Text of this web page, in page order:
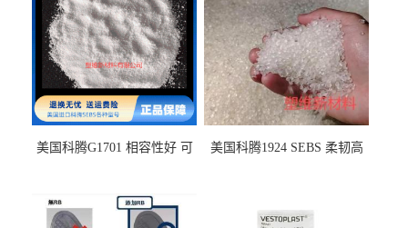
美国科腾G1701 相容性好 可
美国科腾1924 SEBS 柔韧高